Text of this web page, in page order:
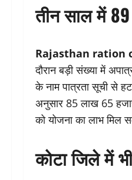
तीन साल में
Rajasthan ration
दौरान बड़ी संख्या में
के नाम पात्रता सूची से
अनुसार 85 लाख 65 हजार
को योजना का लाभ मिल
कोटा जिले में